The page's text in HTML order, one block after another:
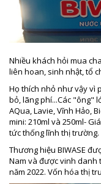
Nhiều khách hỏi mua
liên hoan, sinh nhật, tổ
Họ thích nhỏ như vậy vì
bỏ, lãng phí...Các "ông"
AQua, Lavie, Vĩnh Hảo,
mini: 210ml và 250ml-
tức thống lĩnh thị trường.
Thương hiệu BIWASE
Nam và được vinh danh
năm 2022. Vốn hóa thị